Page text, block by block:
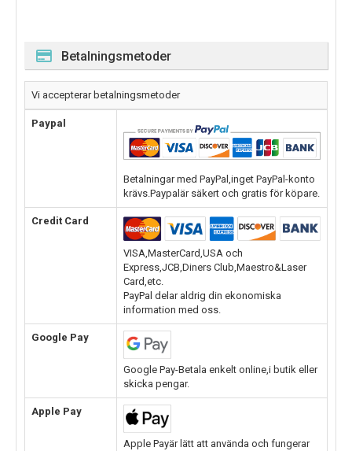
Betalningsmetoder
Vi accepterar betalningsmetoder
Paypal
Betalningar med PayPal,inget PayPal-konto
krävs.Paypalär säkert och gratis för köpare.
Credit Card
VISA,MasterCard,USA och
Express,JCB,Diners Club,Maestro&Laser
Card,etc.
PayPal delar aldrig din ekonomiska
information med oss.
Google Pay
Google Pay-Betala enkelt online,i butik eller
skicka pengar.
Apple Pay
Apple Payär lätt att använda och fungerar